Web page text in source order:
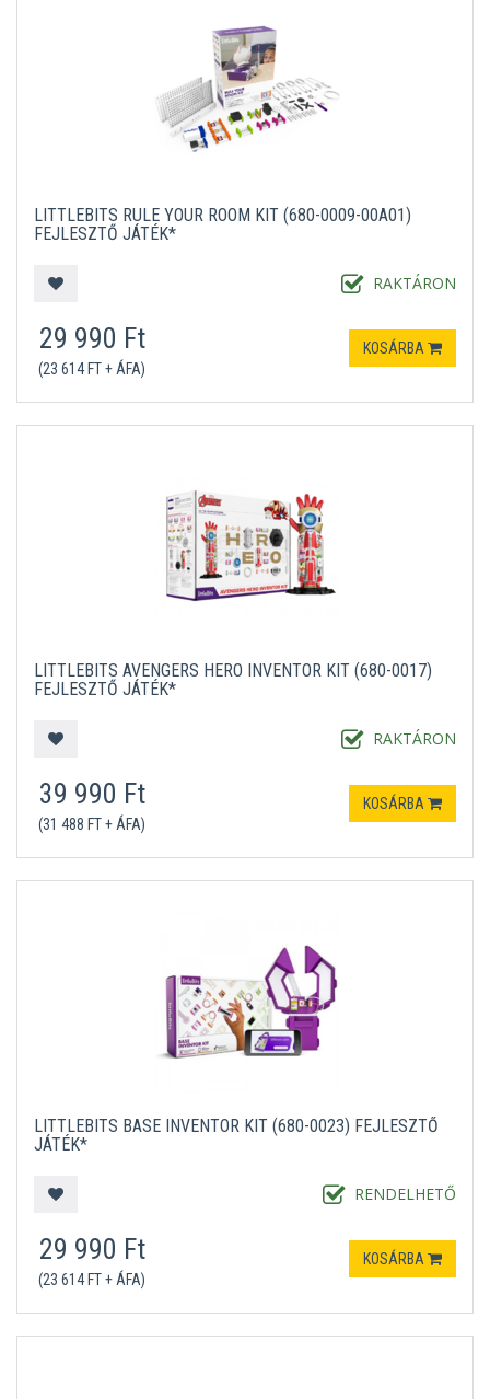
LITTLEBITS RULE YOUR ROOM KIT (680-0009-00A01)
FEJLESZTŐ JÁTÉK*
RAKTÁRON
29 990 Ft
(23 614 FT + ÁFA)
KOSÁRBA
LITTLEBITS AVENGERS HERO INVENTOR KIT (680-0017)
FEJLESZTŐ JÁTÉK*
RAKTÁRON
39 990 Ft
(31 488 FT + ÁFA)
KOSÁRBA
LITTLEBITS BASE INVENTOR KIT (680-0023) FEJLESZTŐ
JÁTÉK*
RENDELHETŐ
29 990 Ft
(23 614 FT + ÁFA)
KOSÁRBA